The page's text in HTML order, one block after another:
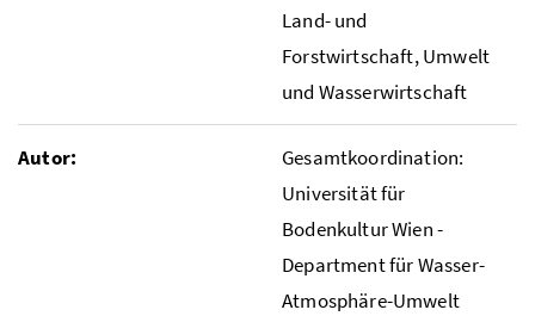
Land- und
Forstwirtschaft, Umwelt
und Wasserwirtschaft
Autor:
Gesamtkoordination:
Universität für
Bodenkultur Wien -
Department für Wasser-
Atmosphäre-Umwelt